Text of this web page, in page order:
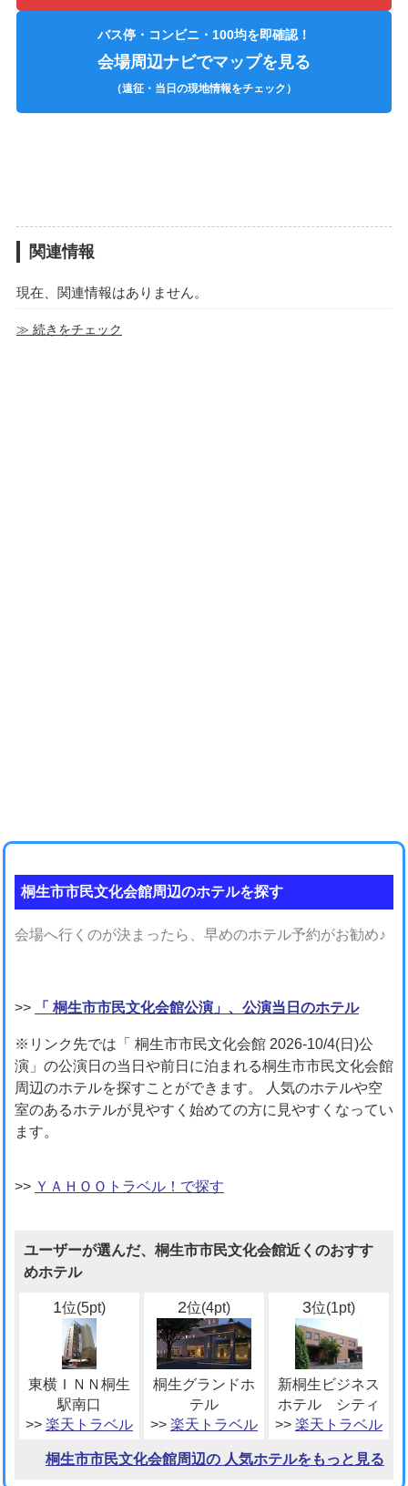
バス停・コンビニ・100均を即確認！
会場周辺ナビでマップを見る
（遠征・当日の現地情報をチェック）
関連情報
現在、関連情報はありません。
≫ 続きをチェック
桐生市市民文化会館周辺のホテルを探す
会場へ行くのが決まったら、早めのホテル予約がお勧め♪
>> 「 桐生市市民文化会館公演」、公演当日のホテル
※リンク先では「 桐生市市民文化会館 2026-10/4(日)公
演」の公演日の当日や前日に泊まれる桐生市市民文化会館
周辺のホテルを探すことができます。 人気のホテルや空
室のあるホテルが見やすく始めての方に見やすくなってい
ます。
>> ＹＡＨＯＯトラベル！で探す
ユーザーが選んだ、桐生市市民文化会館近くのおすす
めホテル
1位(5pt)
東横ＩＮＮ桐生
駅南口
>> 楽天トラベル
2位(4pt)
桐生グランドホ
テル
>> 楽天トラベル
3位(1pt)
新桐生ビジネス
ホテル シティ
>> 楽天トラベル
桐生市市民文化会館周辺の 人気ホテルをもっと見る